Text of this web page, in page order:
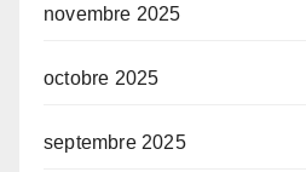
novembre 2025
octobre 2025
septembre 2025